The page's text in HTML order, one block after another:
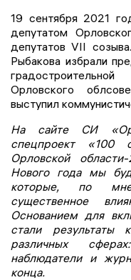
19 сентября 2021
депутатом
депутатов VII
Рыбакова избрали
Орловского
выступил
На сайте СИ
спецпроект «100
Орловской
Нового года мы
которые, по
существенное
Основанием для
стали результаты
различных
наблюдатели и
конца.